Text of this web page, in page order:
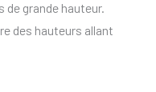
grande hauteur.
des hauteurs allant